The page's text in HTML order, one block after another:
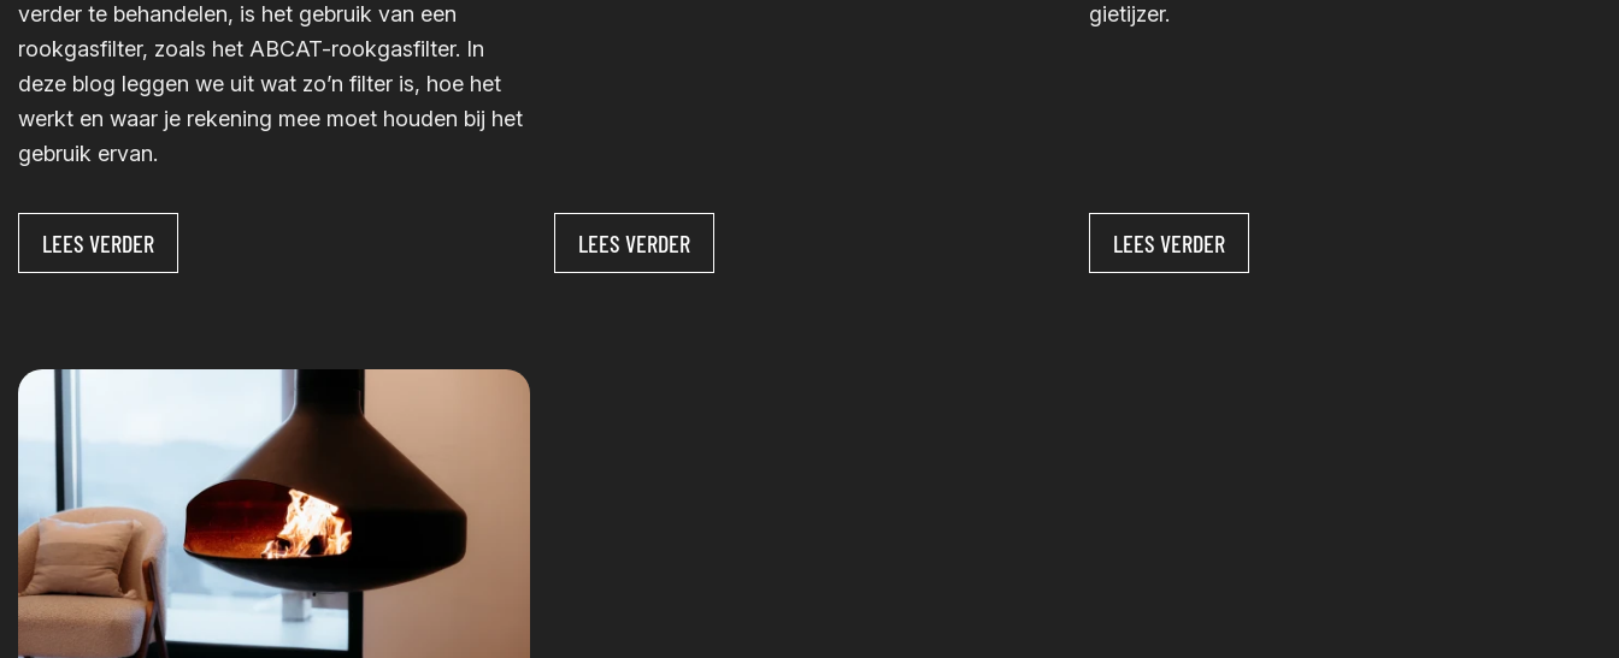
verder te behandelen, is het gebruik van een
rookgasfilter, zoals het ABCAT-rookgasfilter. In
deze blog leggen we uit wat zo’n filter is, hoe het
werkt en waar je rekening mee moet houden bij het
gebruik ervan.
LEES VERDER LEES VERDER
gietijzer.
LEES VERDER